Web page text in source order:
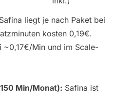
Safina liegt je nach Paket bei
kosten 0,19€.
~0,17€/Min und im Scale-
Min/Monat): Safina ist